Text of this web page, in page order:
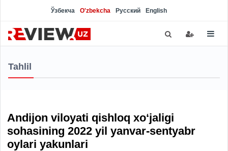
Ўзбекча O'zbekcha Русский English
Tahlil
Andijon viloyati qishloq xo‘jaligi
sohasining 2022 yil yanvar-sentyabr
oylari yakunlari